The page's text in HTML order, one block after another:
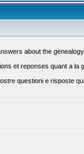
about the
et reponses quant a la
questioni e risposte